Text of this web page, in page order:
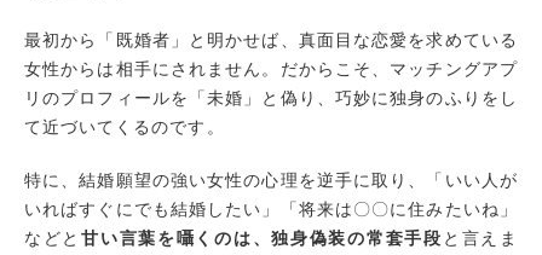
独身偽装を理由に慰謝料請求するまでの具体的な
流れ
ステップ1：証拠を集める（最重要）
ステップ2：相手の本当の身元を特定する
ステップ4：交渉・示談成立（または訴訟）
探偵事務所が独身偽装の調査でできること
最初から「既婚者」と明かせば、真面目な恋愛を求めている
女性からは相手にされません。だからこそ、マッチングアプ
リのプロフィールを「未婚」と偽り、巧妙に独身のふりをし
て近づいてくるのです。
特に、結婚願望の強い女性の心理を逆手に取り、「いい人が
いればすぐにでも結婚したい」「将来は〇〇に住みたいね」
などと甘い言葉を囁くのは、独身偽装の常套手段 と言えま